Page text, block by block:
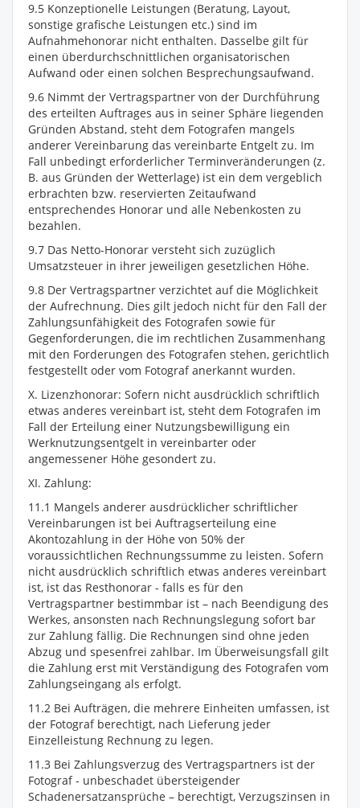
9.5 Konzeptionelle Leistungen (Beratung, Layout,
sonstige grafische Leistungen etc.) sind im
Aufnahmehonorar nicht enthalten. Dasselbe gilt für
einen überdurchschnittlichen organisatorischen
Aufwand oder einen solchen Besprechungsaufwand.
9.6 Nimmt der Vertragspartner von der Durchführung
des erteilten Auftrages aus in seiner Sphäre liegenden
Gründen Abstand, steht dem Fotografen mangels
anderer Vereinbarung das vereinbarte Entgelt zu. Im
Fall unbedingt erforderlicher Terminveränderungen (z.
B. aus Gründen der Wetterlage) ist ein dem vergeblich
erbrachten bzw. reservierten Zeitaufwand
entsprechendes Honorar und alle Nebenkosten zu
bezahlen.
9.7 Das Netto-Honorar versteht sich zuzüglich
Umsatzsteuer in ihrer jeweiligen gesetzlichen Höhe.
9.8 Der Vertragspartner verzichtet auf die Möglichkeit
der Aufrechnung. Dies gilt jedoch nicht für den Fall der
Zahlungsunfähigkeit des Fotografen sowie für
Gegenforderungen, die im rechtlichen Zusammenhang
mit den Forderungen des Fotografen stehen, gerichtlich
festgestellt oder vom Fotograf anerkannt wurden.
X. Lizenzhonorar: Sofern nicht ausdrücklich schriftlich
etwas anderes vereinbart ist, steht dem Fotografen im
Fall der Erteilung einer Nutzungsbewilligung ein
Werknutzungsentgelt in vereinbarter oder
angemessener Höhe gesondert zu.
XI. Zahlung:
11.1 Mangels anderer ausdrücklicher schriftlicher
Vereinbarungen ist bei Auftragserteilung eine
Akontozahlung in der Höhe von 50% der
voraussichtlichen Rechnungssumme zu leisten. Sofern
nicht ausdrücklich schriftlich etwas anderes vereinbart
ist, ist das Resthonorar - falls es für den
Vertragspartner bestimmbar ist – nach Beendigung des
Werkes, ansonsten nach Rechnungslegung sofort bar
zur Zahlung fällig. Die Rechnungen sind ohne jeden
Abzug und spesenfrei zahlbar. Im Überweisungsfall gilt
die Zahlung erst mit Verständigung des Fotografen vom
Zahlungseingang als erfolgt.
11.2 Bei Aufträgen, die mehrere Einheiten umfassen, ist
der Fotograf berechtigt, nach Lieferung jeder
Einzelleistung Rechnung zu legen.
11.3 Bei Zahlungsverzug des Vertragspartners ist der
Fotograf - unbeschadet übersteigender
Schadenersatzansprüche – berechtigt, Verzugszinsen in